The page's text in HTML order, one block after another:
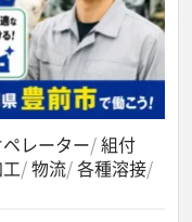
レーター 組付
物流 各種溶接